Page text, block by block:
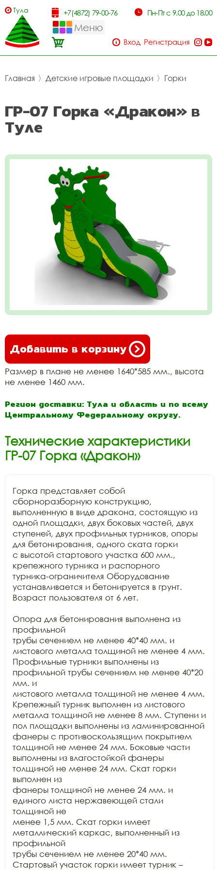
Тула +7(4872) 79-00-76 Пн-Пт с 9.00 до 18.00
Меню
Вход Регистрация
Главная 〉 Детские игровые площадки 〉 Горки
ГР-07 Горка «Дракон» в
Туле
Добавить в корзину
Размер в плане не менее 1640*585 мм., высота
не менее 1460 мм.
Регион доставки: Тула и область и по всему
Центральному Федеральному округу.
Технические характеристики
ГР-07 Горка «Дракон»
Горка представляет собой
сборноразборную конструкцию,
выполненную в виде дракона, состоящую из
одной площадки, двух боковых частей, двух
ступеней, двух профильных турников, опоры
для бетонирования, одного ската горки
с высотой стартового участка 600 мм.,
крепежного турника и распорного
турника-ограничителя Оборудование
устанавливается и бетонируется в грунт.
Возраст пользователя от 6 лет.
Опора для бетонирования выполнена из
профильной
трубы сечением не менее 40*40 мм. и
листового металла толщиной не менее 4 мм.
Профильные турники выполнены из
профильной трубы сечением не менее 40*20
мм. и
листового металла толщиной не менее 4 мм.
Крепежный турник выполнен из листового
металла толщиной не менее 8 мм. Ступени и
пол площадки выполнены из ламинированной
фанеры с противоскользящим покрытием
толщиной не менее 24 мм. Боковые части
выполнены из влагостойкой фанеры
толщиной не менее 24 мм. Скат горки
выполнен из
фанеры толщиной не менее 24 мм. и
единого листа нержавеющей стали
толщиной не
менее 1,5 мм. Скат горки имеет
металлический каркас, выполненный из
профильной
трубы сечением не менее 20*40 мм.
Стартовый участок горки имеет турник –